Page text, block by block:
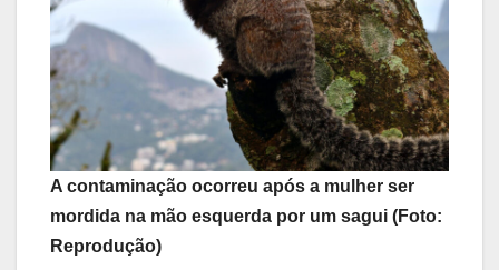
A contaminação ocorreu após a mulher ser
mordida na mão esquerda por um sagui (Foto:
Reprodução)